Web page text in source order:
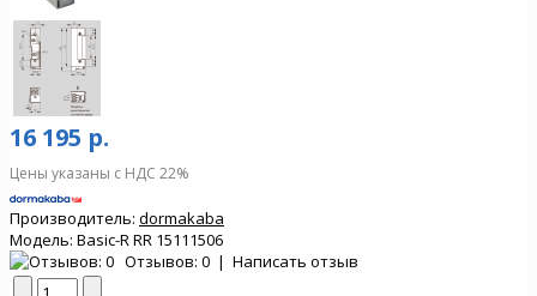
16 195 р.
Цены указаны с НДС 22%
Производитель: dormakaba
Модель: Basic-R RR 15111506
Отзывов: 0 | Написать отзыв